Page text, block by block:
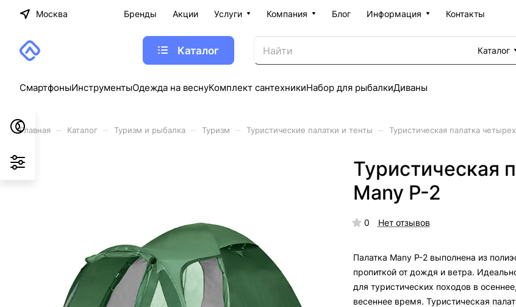
Москва Бренды Акции Услуги Компания Блог Информация Контакты
Каталог
Каталог
СмартфоныИнструментыОдежда на веснуКомплект сантехникиНабор для рыбалкиДиваны
Главная Каталог Туризм и рыбалка Туризм Туристические палатки и тенты Туристическая палатка
Туристическая
Many P-2
0 Нет отзывов
Палатка Many P-2 выполнена из
пропиткой от дождя и ветра.
для туристических походов в
весеннее время. Туристическая